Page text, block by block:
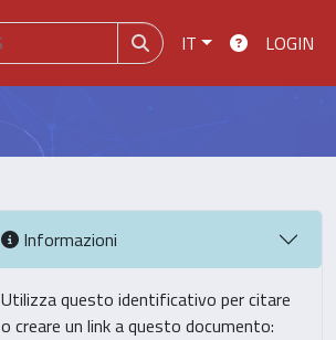
IT LOGIN
Informazioni
Utilizza questo identificativo per citare
o creare un link a questo documento: